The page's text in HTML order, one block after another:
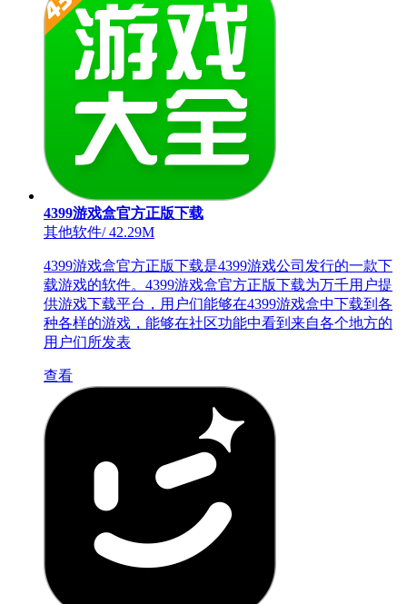
4399游戏盒官方正版下载
其他软件/42.29M
4399游戏盒官方正版下载是4399游戏公司发行的一款下
载游戏的软件。4399游戏盒官方正版下载为万千用户提
供游戏下载平台，用户们能够在4399游戏盒中下载到各
种各样的游戏，能够在社区功能中看到来自各个地方的
用户们所发表
查看